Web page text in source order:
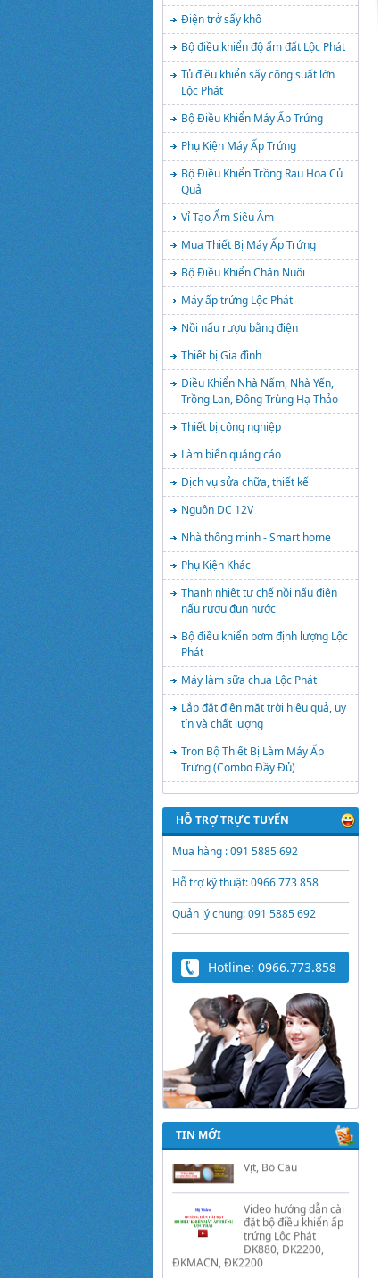
Điện trở sấy khô
Bộ điều khiển độ ẩm đất Lộc Phát
Tủ điều khiển sấy công suất lớn
Lộc Phát
Bộ Điều Khiển Máy Ấp Trứng
Phụ Kiện Máy Ấp Trứng
Bộ Điều Khiển Trồng Rau Hoa Củ
Quả
Vỉ Tạo Ẩm Siêu Âm
Mua Thiết Bị Máy Ấp Trứng
Bộ Điều Khiển Chăn Nuôi
Máy ấp trứng Lộc Phát
Nồi nấu rượu bằng điện
Thiết bị Gia đình
Điều Khiển Nhà Nấm, Nhà Yến,
Trồng Lan, Đông Trùng Hạ Thảo
Thiết bị công nghiệp
Làm biển quảng cáo
Dịch vụ sửa chữa, thiết kế
Nguồn DC 12V
Nhà thông minh - Smart home
Phụ Kiện Khác
Thanh nhiệt tự chế nồi nấu điện
nấu rượu đun nước
Bộ điều khiển bơm định lượng Lộc
Phát
Máy làm sữa chua Lộc Phát
Lắp đặt điện mặt trời hiệu quả, uy
tín và chất lượng
Trọn Bộ Thiết Bị Làm Máy Ấp
Trứng (Combo Đầy Đủ)
HỖ TRỢ TRỰC TUYẾN
Mua hàng : 091 5885 692
Hỗ trợ kỹ thuật: 0966 773 858
Quản lý chung: 091 5885 692
Hotline: 0966.773.858
TIN MỚI
Trứng Giả Lộc Phát
Có Nước - Giải Pháp
Ấp Hiệu Quả Cho Gà,
Vịt, Bồ Câu
Video hướng dẫn cài
đặt bộ điều khiển ấp
ĐK880, DK2200,
ĐKMACN, ĐK2200
Hướng dẫn sử dụng
bộ điện tự chế nồi